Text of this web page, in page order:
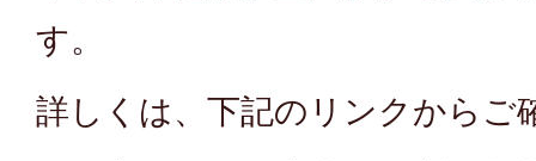
す。
詳しくは、下記のリンクからご